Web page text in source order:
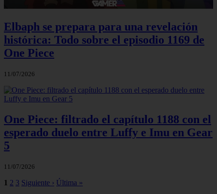
Elbaph se prepara para una revelación
histórica: Todo sobre el episodio 1169 de
One Piece
11/07/2026
One Piece: filtrado el capítulo 1188 con el
esperado duelo entre Luffy e Imu en Gear
5
11/07/2026
1 2 3 Siguiente › Última »